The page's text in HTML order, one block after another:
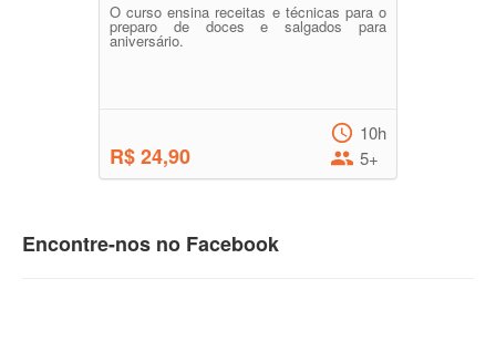
O curso ensina receitas e técnicas para o
preparo de doces e salgados para
aniversário.
R$ 24,90
10h
5+
Encontre-nos no Facebook